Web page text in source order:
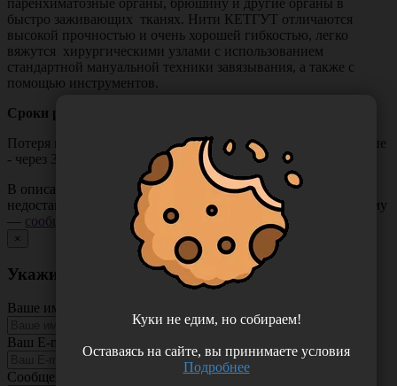
быстро заживающих тканях. Нити КЕТГУТ отличаются
высокой прочностью и очень хорошей гибкостью, легко
вяжутся хирургическими узлами с использованием
стандартной мануальной техники завязывания, а также с
помощью инструментов.
Сроки рассасывания:
Потеря прочности 50% – через 14 суток; полное рассасывание
- через 30-90 суток.
В описании товара могут иметь место неточности или
недостающая информация. Если вы заметили такую проблему
— сообщите нам
×
Укажите неточность в описании товара
Ваше имя
Ваш E-mail
Сообщение
Куки не едим, но собираем!
Оставаясь на сайте, вы принимаете условия
Подробнее